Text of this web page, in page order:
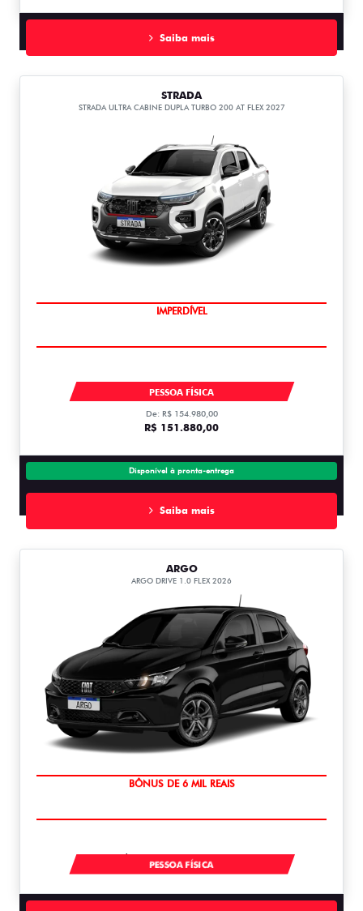
Saiba mais
STRADA
STRADA ULTRA CABINE DUPLA TURBO 200 AT FLEX 2027
IMPERDÍVEL
strada ultra
PESSOA FÍSICA
De: R$ 154.980,00
R$ 151.880,00
Disponível à pronta-entrega
Saiba mais
ARGO
ARGO DRIVE 1.0 FLEX 2026
TAXA ZERO
À VISTA POR R$ 91.490,00
PESSOA FÍSICA